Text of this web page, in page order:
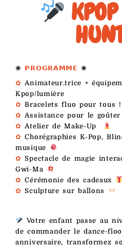
❀ 𝗣𝗥𝗢𝗚𝗥𝗔𝗠𝗠𝗘 ❀
✿ Animateur.trice +
Kpop/lumière
✿Bracelets fluo pour tous !
✿ Assistance pour le goûter
✿ Atelier de Make-Up
✿ Chorégraphies K-Pop,
musique
✿ Spectacle de magie
Gwi-Ma
✿ Cérémonie des cadeaux
✿ Sculpture sur ballons
Votre enfant passe au
de commander le dance-
anniversaire, transformez